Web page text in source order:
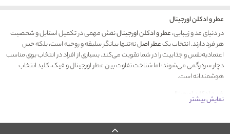
عطر و ادکلن اورجینال
در دنیای مد و زیبایی،عطر و ادکلن اورجینالنقش مهمی در تکمیل استایل و شخصیت
هر فرد دارند. انتخاب یکعطر اصلنه‌تنها بیانگر سلیقه و روحیه‌ است، بلکه حس
اعتماد‌به‌نفس و جذابیت را در شما تقویت می‌کند. بسیاری از افراد در انتخاب بوی مناسب
دچار سردرگمی می‌شوند؛ اما شناخت تفاوت بین عطر اورجینال و فیک، کلید انتخاب
هوشمندانه است.
خرید ادکلن اورجینال
می‌شود بوی شما همیشه خاص و به‌یادماندنی باشد، به‌خصوص در موقعیت‌های کاری
نمایش بیشتر